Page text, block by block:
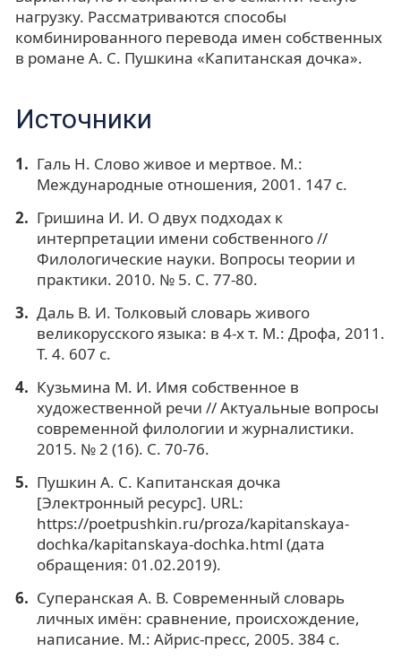
нагрузку. Рассматриваются способы
комбинированного перевода имен собственных
в романе А. С. Пушкина «Капитанская дочка».
Источники
Галь Н. Слово живое и мертвое. М.:
Международные отношения, 2001. 147 с.
Гришина И. И. О двух подходах к
интерпретации имени собственного //
Филологические науки. Вопросы теории и
практики. 2010. № 5. С. 77-80.
Даль В. И. Толковый словарь живого
великорусского языка: в 4-х т. М.: Дрофа, 2011.
Т. 4. 607 с.
Кузьмина М. И. Имя собственное в
художественной речи // Актуальные вопросы
современной филологии и журналистики.
2015. № 2 (16). С. 70-76.
Пушкин А. С. Капитанская дочка
[Электронный ресурс]. URL:
https://poetpushkin.ru/proza/kapitanskaya-
dochka/kapitanskaya-dochka.html (дата
обращения: 01.02.2019).
Суперанская А. В. Современный словарь
личных имён: сравнение, происхождение,
написание. М.: Айрис-пресс, 2005. 384 с.